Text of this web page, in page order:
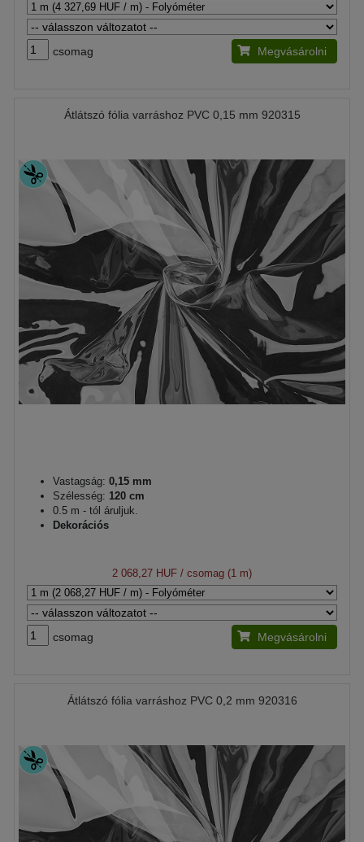
csomag Megvásárolni
Átlátszó fólia varráshoz PVC 0,15 mm 920315
Vastagság: 0,15 mm
Szélesség: 120 cm
0.5 m - tól áruljuk.
Dekorációs
2 068,27 HUF / csomag (1 m)
csomag Megvásárolni
Átlátszó fólia varráshoz PVC 0,2 mm 920316